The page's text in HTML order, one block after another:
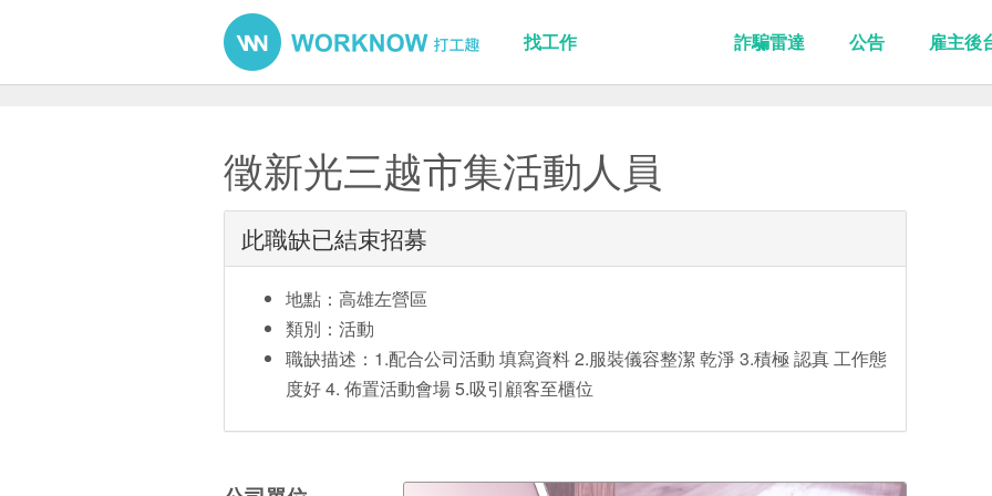
找工作 詐騙雷達 公告 雇主後
徵新光三越市集活動人員
此職缺已結束招募
地點：高雄左營區
類別：活動
職缺描述：1.配合公司活動 填寫資料 2.服裝儀容整潔 乾淨 3.積極 認真 工作態
度好 4. 佈置活動會場 5.吸引顧客至櫃位